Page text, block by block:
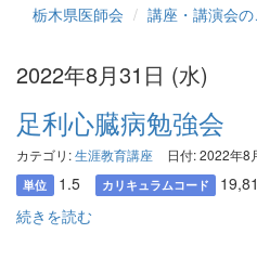
栃木県医師会 講座・講演会
2022年8月31日 (水)
足利心臓病勉強会
カテゴリ:生涯教育講座 日付: 2022年8
単位 1.5 カリキュラムコード 19,81
続きを読む